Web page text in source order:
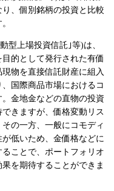
、個別銘柄の投資と比較
型上場投資信託｣等)は、
的として発行された有価
物を直接信託財産に組入
国際商品市場におけるコ
金地金などの直物の投資
きますが、価格変動リス
の一方、一般にコモディ
低いため、金価格などに
ことで、ポートフォリオ
を期待することができま